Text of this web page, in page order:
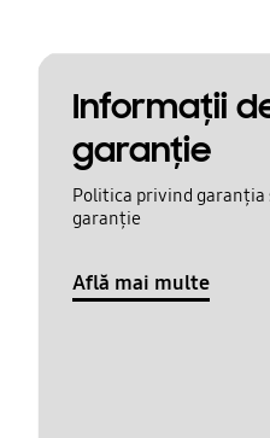
Informaţii
garanţie
Politica privind garanția
garanție
Află mai multe